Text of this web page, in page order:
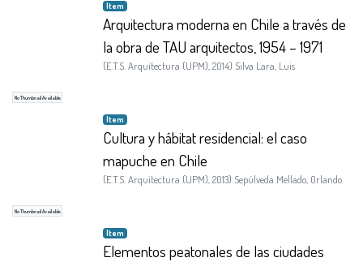
No Thumbnail Available
Item
Arquitectura moderna en Chile a través de
la obra de TAU arquitectos, 1954 – 1971
(E.T.S. Arquitectura (UPM) 2014) Silva Lara, Luis
No Thumbnail Available
Item
Cultura y hábitat residencial: el caso
mapuche en Chile
(E.T.S. Arquitectura (UPM) 2013) Sepúlveda Mellado, Orlando
Item
Elementos peatonales de las ciudades